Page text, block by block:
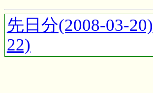
先日分(2008-03-20)
22)